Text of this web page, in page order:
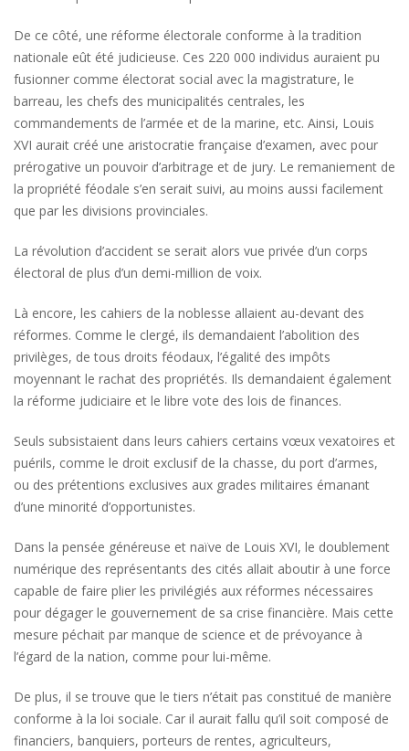
De ce côté, une réforme électorale conforme à la tradition
nationale eût été judicieuse. Ces 220 000 individus auraient pu
fusionner comme électorat social avec la magistrature, le
barreau, les chefs des municipalités centrales, les
commandements de l’armée et de la marine, etc. Ainsi, Louis
XVI aurait créé une aristocratie française d’examen, avec pour
prérogative un pouvoir d’arbitrage et de jury. Le remaniement de
la propriété féodale s’en serait suivi, au moins aussi facilement
que par les divisions provinciales.
La révolution d’accident se serait alors vue privée d’un corps
électoral de plus d’un demi-million de voix.
Là encore, les cahiers de la noblesse allaient au-devant des
réformes. Comme le clergé, ils demandaient l’abolition des
privilèges, de tous droits féodaux, l’égalité des impôts
moyennant le rachat des propriétés. Ils demandaient également
la réforme judiciaire et le libre vote des lois de finances.
Seuls subsistaient dans leurs cahiers certains vœux vexatoires et
puérils, comme le droit exclusif de la chasse, du port d’armes,
ou des prétentions exclusives aux grades militaires émanant
d’une minorité d’opportunistes.
Dans la pensée généreuse et naïve de Louis XVI, le doublement
numérique des représentants des cités allait aboutir à une force
capable de faire plier les privilégiés aux réformes nécessaires
pour dégager le gouvernement de sa crise financière. Mais cette
mesure péchait par manque de science et de prévoyance à
l’égard de la nation, comme pour lui-même.
De plus, il se trouve que le tiers n’était pas constitué de manière
conforme à la loi sociale. Car il aurait fallu qu’il soit composé de
financiers, banquiers, porteurs de rentes, agriculteurs,